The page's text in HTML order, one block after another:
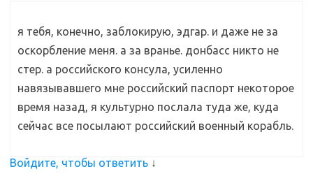
я тебя, конечно, заблокирую, эдгар. и даже не за
оскорбление меня. а за вранье. донбасс никто не
стер. а российского консула, усиленно
навязывавшего мне российский паспорт некоторое
время назад, я культурно послала туда же, куда
сейчас все посылают российский военный корабль.
Войдите, чтобы ответить ↓